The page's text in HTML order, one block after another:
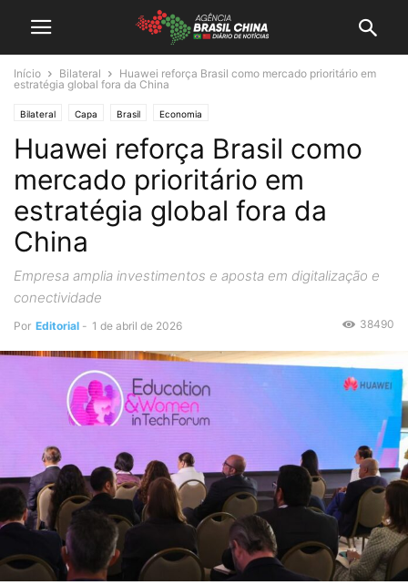
Início Bilateral
Huawei reforça Brasil como mercado prioritário em
estratégia global fora da China
Bilateral Capa Brasil Economia
Huawei reforça Brasil como
mercado prioritário em
estratégia global fora da
China
Empresa amplia investimentos e aposta em digitalização e
conectividade
Por Editorial - 1 de abril de 2026 38490